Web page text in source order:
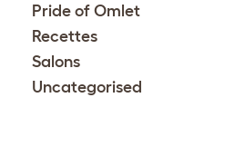
Pride of Omlet
Recettes
Salons
Uncategorised